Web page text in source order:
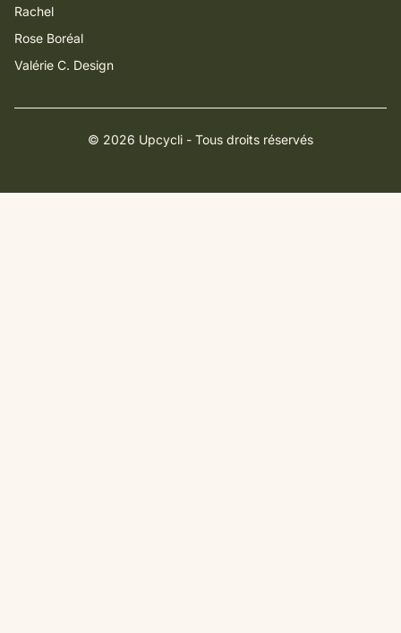
Rachel
Rose Boréal
Valérie C. Design
© 2026 Upcycli - Tous droits réservés